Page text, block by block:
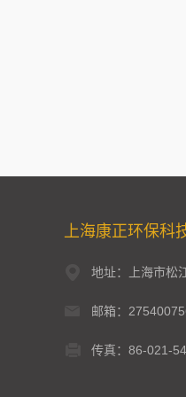
上海康正环保科
地址：上海市松
邮箱：
传真：86-021-